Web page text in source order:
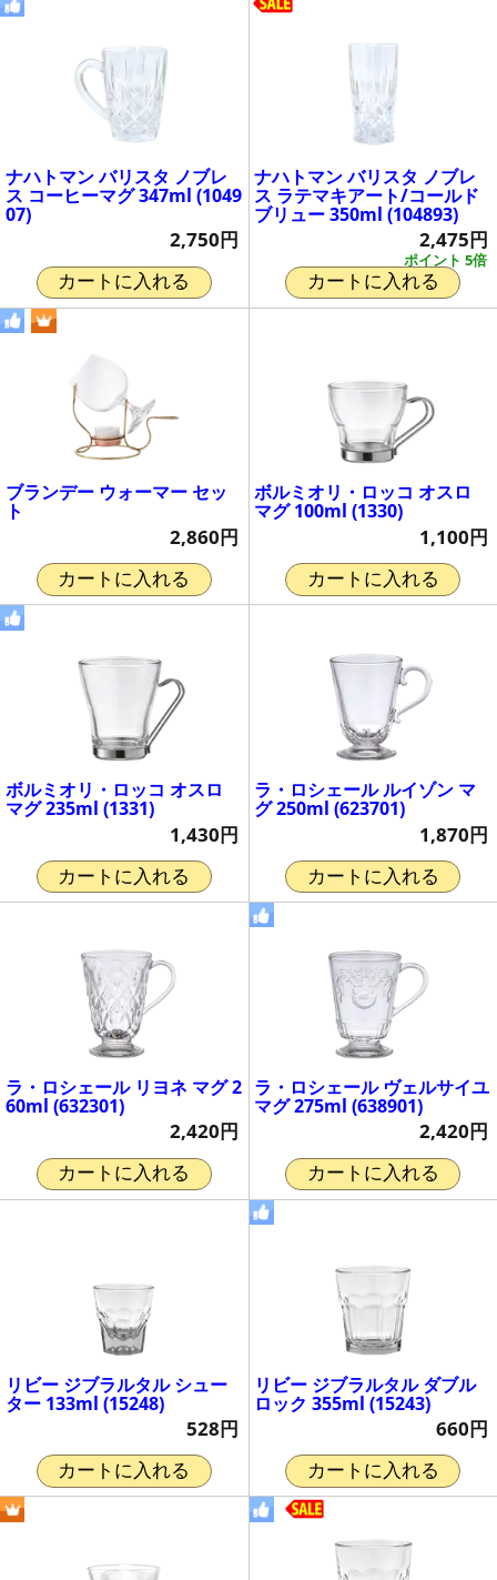
ナハトマン バリスタ ノブレ
ス コーヒーマグ 347ml (1049
07)
2,750円
カートに入れる
ナハトマン バリスタ ノブレ
ス ラテマキアート/コールド
ブリュー 350ml (104893)
ポイント 5倍
2,475円
カートに入れる
ブランデー ウォーマー セッ
ト
2,860円
カートに入れる
ボルミオリ・ロッコ オスロ
マグ 100ml (1330)
1,100円
カートに入れる
ボルミオリ・ロッコ オスロ
マグ 235ml (1331)
1,430円
カートに入れる
ラ・ロシェール ルイゾン マ
グ 250ml (623701)
1,870円
カートに入れる
ラ・ロシェール リヨネ マグ 2
60ml (632301)
2,420円
カートに入れる
ラ・ロシェール ヴェルサイユ
マグ 275ml (638901)
2,420円
カートに入れる
リビー ジブラルタル シュー
ター 133ml (15248)
528円
カートに入れる
リビー ジブラルタル ダブル
ロック 355ml (15243)
660円
カートに入れる